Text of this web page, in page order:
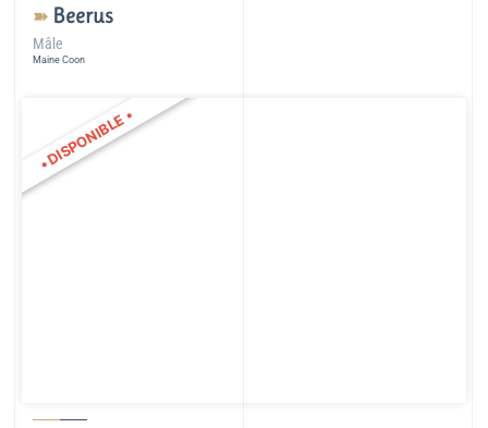
➽ Beerus
Mâle
Maine Coon
•DISPONIBLE•